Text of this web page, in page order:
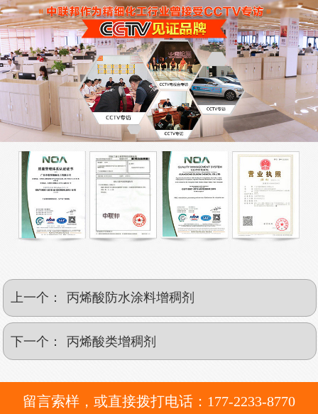
上一个： 丙烯酸防水涂料增稠剂
下一个： 丙烯酸类增稠剂
留言索样，或直接拨打电话：177-2233-8770